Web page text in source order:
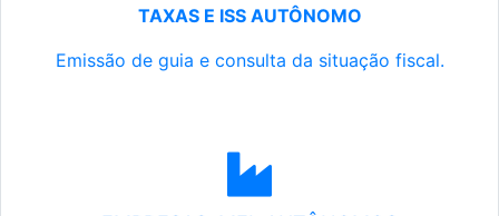
TAXAS E ISS AUTÔNOMO
Emissão de guia e consulta da situação fiscal.